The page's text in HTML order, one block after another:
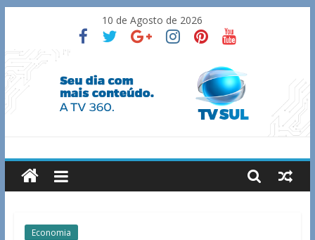
content
10 de Agosto de 2026
TV
Sul
Notícias
Economia